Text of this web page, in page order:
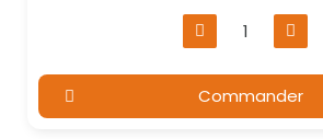
Commander